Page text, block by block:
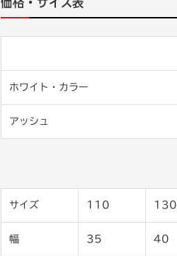
ホワイト・カラー
アッシュ
サイズ 110 130
幅 35 40